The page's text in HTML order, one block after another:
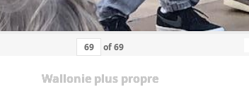
of69
Wallonie plus propre